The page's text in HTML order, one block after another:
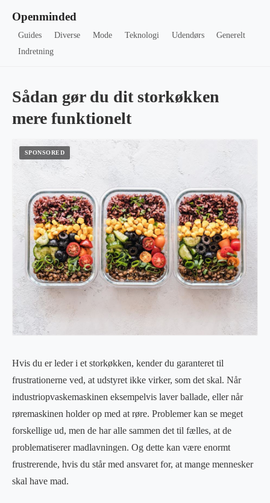
Openminded
Guides Diverse Mode Teknologi Udendørs
Generelt
Indretning
Sådan gør du dit storkøkken
mere funktionelt
Hvis du er leder i et storkøkken, kender du garanteret til
frustrationerne ved, at udstyret ikke virker, som det skal. Når
industriopvaskemaskinen eksempelvis laver ballade, eller når
røremaskinen holder op med at røre. Problemer kan se meget
forskellige ud, men de har alle sammen det til fælles, at de
problematiserer madlavningen. Og dette kan være enormt
frustrerende, hvis du står med ansvaret for, at mange mennesker
skal have mad.